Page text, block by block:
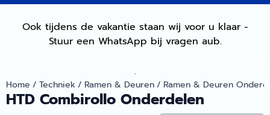
Ook tijdens de vakantie staan wij voor u klaar -
Stuur een WhatsApp bij vragen aub.
.
Home / Techniek/ Ramen & Deuren/ Ramen & Deuren
HTD Combirollo Onderdelen